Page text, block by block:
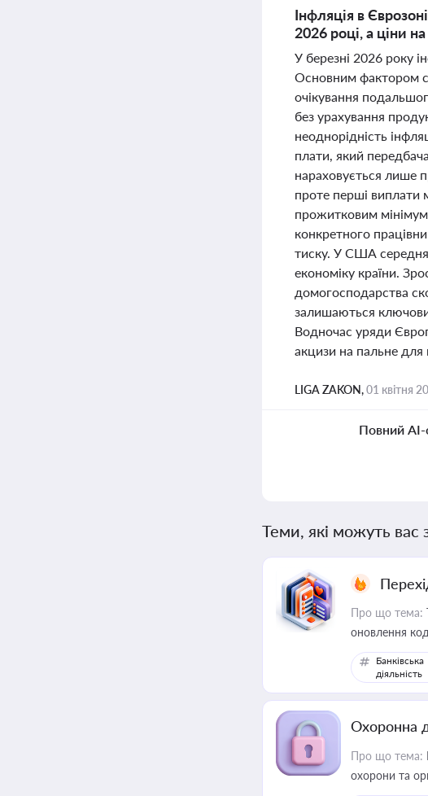
Інфляція в
2026 році, а ціни
У березні 2026 року
Основним фактором
очікування
без урахування
неоднорідність
плати, який
нараховується лише
проте перші виплати
прожитковим
конкретного
тиску. У США середня
економіку країни.
домогосподарства
залишаються
Водночас уряди
акцизи на пальне для
LIGA ZAKON,01 квітня
Повний AI-
Теми, які можуть вас
Про що тема:
оновлення
Банківська
діяльність
Охоронна
Про що тема:
охорони та